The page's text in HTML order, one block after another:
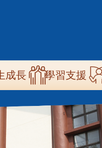
成長 學習支援